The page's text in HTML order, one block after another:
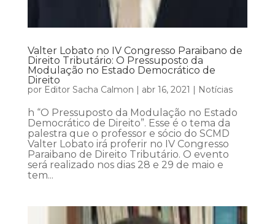
Valter Lobato no IV Congresso Paraibano de
Direito Tributário: O Pressuposto da
Modulação no Estado Democrático de
Direito
por Editor Sacha Calmon | abr 16, 2021 | Notícias
h “O Pressuposto da Modulação no Estado
Democrático de Direito”. Esse é o tema da
palestra que o professor e sócio do SCMD
Valter Lobato irá proferir no IV Congresso
Paraibano de Direito Tributário. O evento
será realizado nos dias 28 e 29 de maio e
tem...